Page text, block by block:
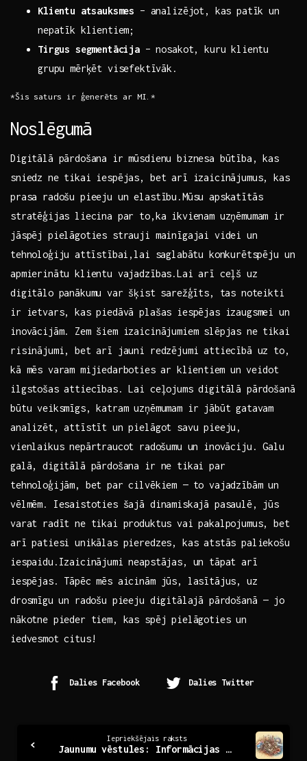
Klientu atsauksmes – analizējot, kas patīk un
nepatīk klientiem;
Tirgus segmentācija– nosakot, kuru klientu
grupu mērķēt visefektīvāk.
*Šis saturs ir ģenerēts ar MI.*
Noslēgumā
Digitālā pārdošana ir mūsdienu biznesa būtība, kas
sniedz‌ ne tikai iespējas, bet arī izaicinājumus, kas
prasa radošu pieeju un elastību.Mūsu apskatītās
‍stratēģijas liecina par ‌to,ka ikvienam uzņēmumam ir
jāspēj pielāgoties strauji mainīgajai videi un
tehnoloģiju ⁣attīstībai,lai saglabātu konkurētspēju un
‌apmierinātu ​klientu vajadzības.Lai arī ceļš uz
digitālo panākumu var šķist ⁤sarežģīts, tas noteikti
ir ietvars, kas piedāvā plašas iespējas izaugsmei un
inovācijām. Zem šiem izaicinājumiem slēpjas ne tikai
‍risinājumi, bet arī jauni redzējumi attiecībā uz to,
kā mēs varam mijiedarboties⁣ ar ⁤klientiem un ⁢veidot
ilgstošas attiecības. Lai ceļojums digitālā pārdošanā
būtu veiksmīgs, katram uzņēmumam ir jābūt gatavam
analizēt, attīstīt un‌ pielāgot savu pieeju,
‌vienlaikus ‍nepārtraucot ⁣radošumu un inovāciju.‍ Galu
galā, ​digitālā pārdošana ir ne tikai par
tehnoloģijām, bet par cilvēkiem — to vajadzībām un
vēlmēm. Iesaistoties šajā‍ dinamiskajā pasaulē, jūs
varat radīt ne tikai produktus vai pakalpojumus, bet
arī patiesi unikālas pieredzes, kas atstās paliekošu
iespaidu.Izaicinājumi neapstājas, un tāpat arī
iespējas. Tāpēc mēs aicinām jūs, lasītājus, uz
drosmīgu⁣ un radošu pieeju digitālajā pārdošanā — jo
nākotne pieder tiem, kas spēj pielāgoties un
iedvesmot citus!
Dalies Facebook Dalies Twitter
Reading
Iepriekšējais raksts
Jaunumu vēstules: Informācijas plūsma no pasaules